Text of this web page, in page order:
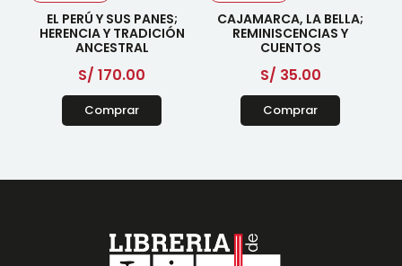
EL PERÚ Y SUS PANES;
HERENCIA Y TRADICIÓN
ANCESTRAL
S/ 170.00
Comprar
CAJAMARCA, LA BELLA;
REMINISCENCIAS Y
CUENTOS
S/ 35.00
Comprar